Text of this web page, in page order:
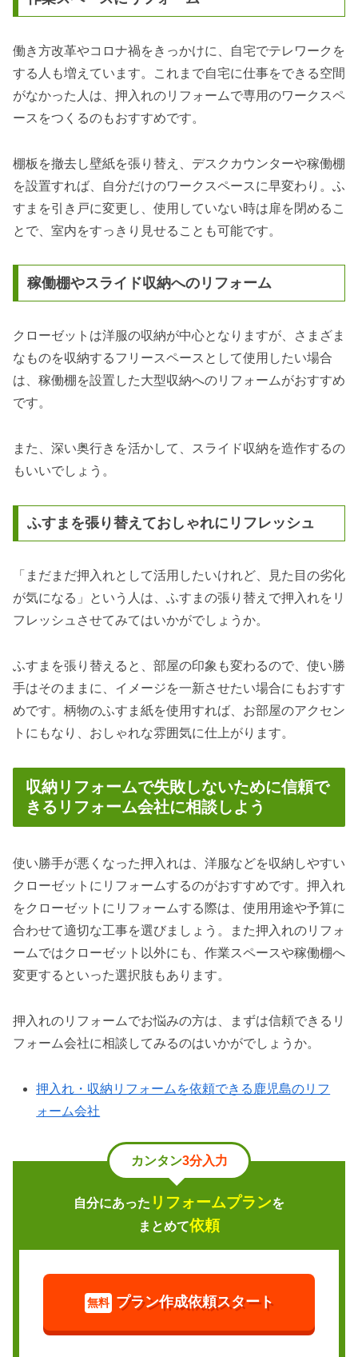
働き方改革やコロナ禍をきっかけに、自宅でテレワークを
する人も増えています。これまで自宅に仕事をできる空間
がなかった人は、押入れのリフォームで専用のワークスペ
ースをつくるのもおすすめです。
棚板を撤去し壁紙を張り替え、デスクカウンターや稼働棚
を設置すれば、自分だけのワークスペースに早変わり。ふ
すまを引き戸に変更し、使用していない時は扉を閉めるこ
とで、室内をすっきり見せることも可能です。
稼働棚やスライド収納へのリフォーム
クローゼットは洋服の収納が中心となりますが、さまざま
なものを収納するフリースペースとして使用したい場合
は、稼働棚を設置した大型収納へのリフォームがおすすめ
です。
また、深い奥行きを活かして、スライド収納を造作するの
もいいでしょう。
ふすまを張り替えておしゃれにリフレッシュ
「まだまだ押入れとして活用したいけれど、見た目の劣化
が気になる」という人は、ふすまの張り替えで押入れをリ
フレッシュさせてみてはいかがでしょうか。
ふすまを張り替えると、部屋の印象も変わるので、使い勝
手はそのままに、イメージを一新させたい場合にもおすす
めです。柄物のふすま紙を使用すれば、お部屋のアクセン
トにもなり、おしゃれな雰囲気に仕上がります。
収納リフォームで失敗しないために信頼で
きるリフォーム会社に相談しよう
使い勝手が悪くなった押入れは、洋服などを収納しやすい
クローゼットにリフォームするのがおすすめです。押入れ
をクローゼットにリフォームする際は、使用用途や予算に
合わせて適切な工事を選びましょう。また押入れのリフォ
ームではクローゼット以外にも、作業スペースや稼働棚へ
変更するといった選択肢もあります。
押入れのリフォームでお悩みの方は、まずは信頼できるリ
フォーム会社に相談してみるのはいかがでしょうか。
押入れ・収納リフォームを依頼できる鹿児島のリフ
ォーム会社
カンタン3分入力
自分にあった リフォームプランを
まとめて依頼
無料 プラン作成依頼スタート